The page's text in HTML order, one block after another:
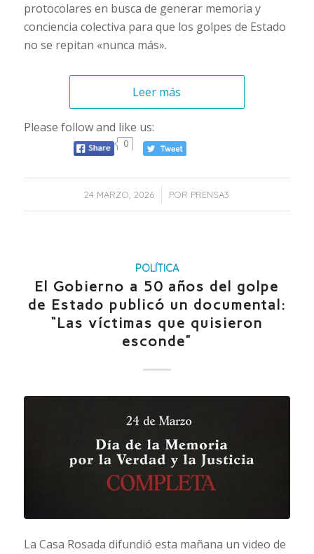
protocolares en busca de generar memoria y
conciencia colectiva para que los golpes de Estado
no se repitan «nunca más».
Leer más
Please follow and like us:
0
24 MARZO, 2026
/ POR PRENSA3
POLÍTICA
El Gobierno a 50 años del golpe
de Estado publicó un documental:
“Las víctimas que quisieron
esconde”
La Casa Rosada difundió esta mañana un video de